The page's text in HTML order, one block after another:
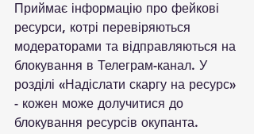
Приймає інформацію про фейкові
ресурси, котрі перевіряються
модераторами та відправляються на
блокування в Телеграм-канал. У
розділі «Надіслати скаргу на ресурс»
- кожен може долучитися до
блокування ресурсів окупанта.